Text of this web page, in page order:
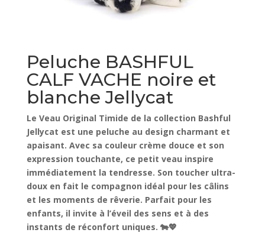
Peluche BASHFUL
CALF VACHE noire et
blanche Jellycat
Le Veau Original Timide de la collection Bashful
Jellycat est une peluche au design charmant et
apaisant. Avec sa couleur crème douce et son
expression touchante, ce petit veau inspire
immédiatement la tendresse. Son toucher ultra-
doux en fait le compagnon idéal pour les câlins
et les moments de rêverie. Parfait pour les
enfants, il invite à l’éveil des sens et à des
instants de réconfort uniques. 🐄💖